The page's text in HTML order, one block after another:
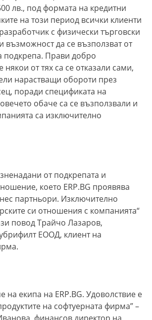
лв., под формата на кредитни
на този период всички клиенти
с физически търговски
възможност да се възползват от
подкрепа. Прави добро
някои от тях са се отказали сами,
нарастващи обороти през
поради спецификата на
обаче са се възползвали и
са изключително
от подкрепата и
което ERP.BG проявява
партньори. Изключително
си отношения с компанията“
повод Трайчо Лазаров,
ЕООД, клиент на
на екипа на ERP.BG. Удоволствие е
на софтуерната фирма” –